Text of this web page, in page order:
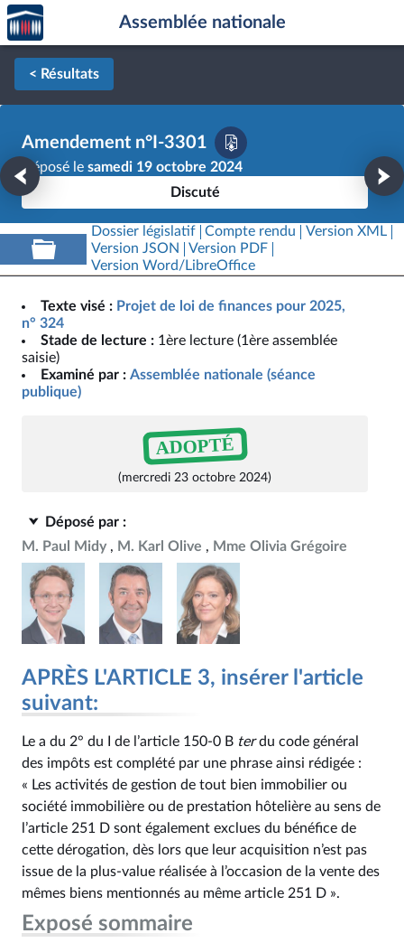
Aller au contenu
Aller en bas de la page
Accèder
à la
page
d'accueil
Assemblée nationale
< Résultats
Amendement n°I-3301
Déposé le samedi 19 octobre 2024
Discuté
Dossier législatif Compte rendu
Version XML
Version JSON
Version PDF
Version Word/LibreOffice
Texte visé : Projet de loi de finances pour 2025,
n° 324
Stade de lecture : 1ère lecture (1ère assemblée
saisie)
Examiné par : Assemblée nationale (séance
publique)
ADOPTÉ
(mercredi 23 octobre 2024)
Déposé par :
M. Paul Midy
M. Karl Olive Mme Olivia Grégoire
APRÈS L'ARTICLE 3, insérer l'article
suivant:
Le a du 2° du I de l’article 150‑0 B terdu code général
des impôts est complété par une phrase ainsi rédigée :
« Les activités de gestion de tout bien immobilier ou
société immobilière ou de prestation hôtelière au sens de
l’article 251 D sont également exclues du bénéfice de
cette dérogation, dès lors que leur acquisition n’est pas
issue de la plus-value réalisée à l’occasion de la vente des
mêmes biens mentionnés au même article 251 D ».
Exposé sommaire